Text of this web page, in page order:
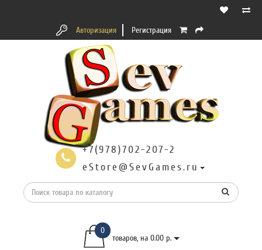
Авторизация Регистрация
+7(978)702-207-2
eStore@SevGames.ru
0
товаров, на 0.00 р.